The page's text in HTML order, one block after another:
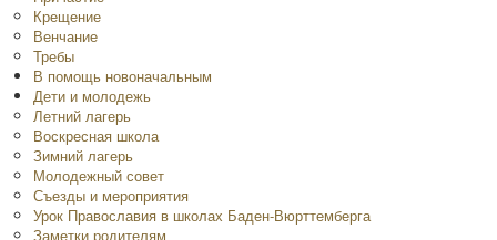
Крещение
Венчание
Требы
В помощь новоначальным
Дети и молодежь
Летний лагерь
Воскресная школа
Зимний лагерь
Молодежный совет
Съезды и мероприятия
Урок Православия в школах Баден-Вюрттемберга
Заметки родителям